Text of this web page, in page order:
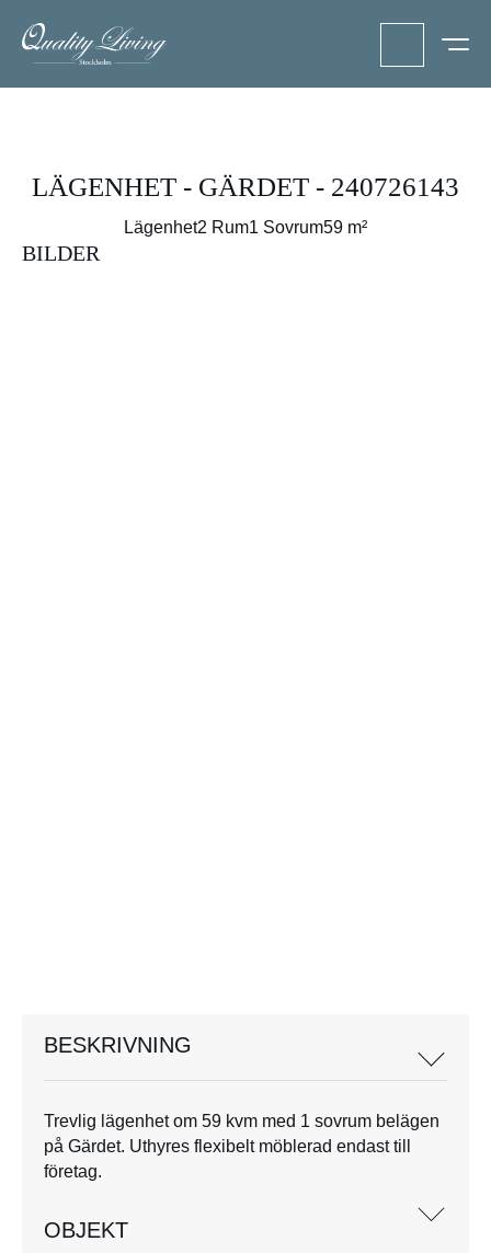
LÄGENHET - GÄRDET - 240726143
Lägenhet2 Rum1 Sovrum59 m²
BILDER
BESKRIVNING
Trevlig lägenhet om 59 kvm med 1 sovrum belägen
på Gärdet. Uthyres flexibelt möblerad endast till
företag.
OBJEKT